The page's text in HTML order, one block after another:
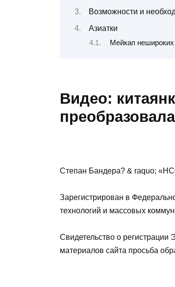
Возможности и
Азиатки
Мейкап нешироких
Видео:
Степан Бандера? & raquo;
Зарегистрирован в
технологий и массовых
Свидетельство о
материалов сайта просьба